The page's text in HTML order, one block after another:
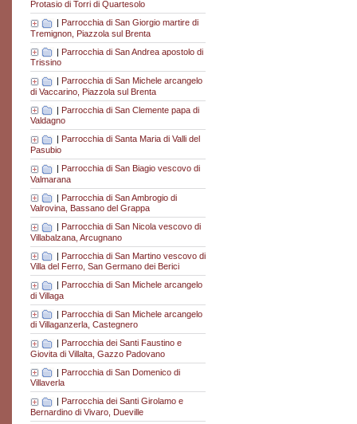
Protasio di Torri di Quartesolo
Parrocchia di San Giorgio martire di
Tremignon, Piazzola sul Brenta
| Parrocchia di San Andrea apostolo di
Trissino
Parrocchia di San Michele arcangelo
di Vaccarino, Piazzola sul Brenta
| Parrocchia di San Clemente papa di
Valdagno
Parrocchia di Santa Maria di Valli del
Pasubio
| Parrocchia di San Biagio vescovo di
Valmarana
| Parrocchia di San Ambrogio di
Valrovina, Bassano del Grappa
| Parrocchia di San Nicola vescovo di
Villabalzana, Arcugnano
| Parrocchia di San Martino vescovo di
Villa del Ferro, San Germano dei Berici
| Parrocchia di San Michele arcangelo
di Villaga
| Parrocchia di San Michele arcangelo
di Villaganzerla, Castegnero
Parrocchia dei Santi Faustino e
Giovita di Villalta, Gazzo Padovano
| Parrocchia di San Domenico di
Villaverla
Parrocchia dei Santi Girolamo e
Bernardino di Vivaro, Dueville